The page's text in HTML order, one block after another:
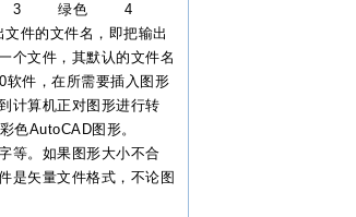
色 3 绿色 4
名，即把输出
个文件，其默认的文件名
件，在所需要插入图形
计算机正对图形进行转
彩色AutoCAD图形。
等。如果图形大小不合
是矢量文件格式，不论图